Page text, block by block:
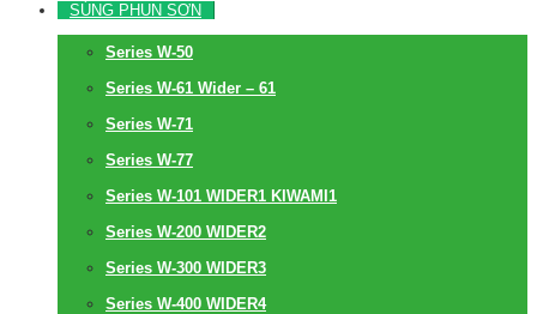
SÚNG PHUN SƠN
Series W-50
Series W-61 Wider – 61
Series W-71
Series W-77
Series W-101 WIDER1 KIWAMI1
Series W-200 WIDER2
Series W-300 WIDER3
Series W-400 WIDER4